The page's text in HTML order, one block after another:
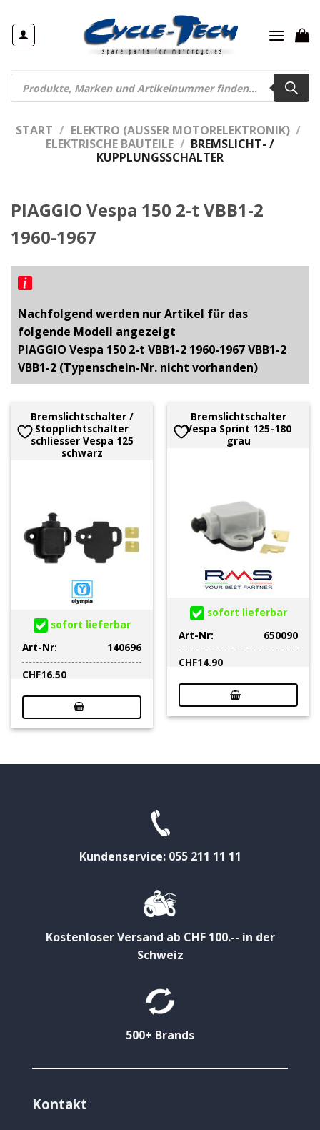
Inhalt
springen
Products
search
START / ELEKTRO (AUSSER MOTORELEKTRONIK) /
ELEKTRISCHE BAUTEILE / BREMSLICHT- /
KUPPLUNGSSCHALTER
PIAGGIO Vespa 150 2-t VBB1-2
1960-1967
Nachfolgend werden nur Artikel für das
folgende Modell angezeigt
PIAGGIO Vespa 150 2-t VBB1-2 1960-1967 VBB1-2
VBB1-2 (Typenschein-Nr. nicht vorhanden)
Bremslichtschalter /
Stopplichtschalter
schliesser Vespa 125
schwarz
sofort lieferbar
Art-Nr:
140696
CHF16.50
Bremslichtschalter
Vespa Sprint 125-180
grau
sofort lieferbar
Art-Nr:
650090
CHF14.90
Kundenservice: 055 211 11 11
Kostenloser Versand ab CHF 100.-- in der
Schweiz
500+ Brands
Kontakt